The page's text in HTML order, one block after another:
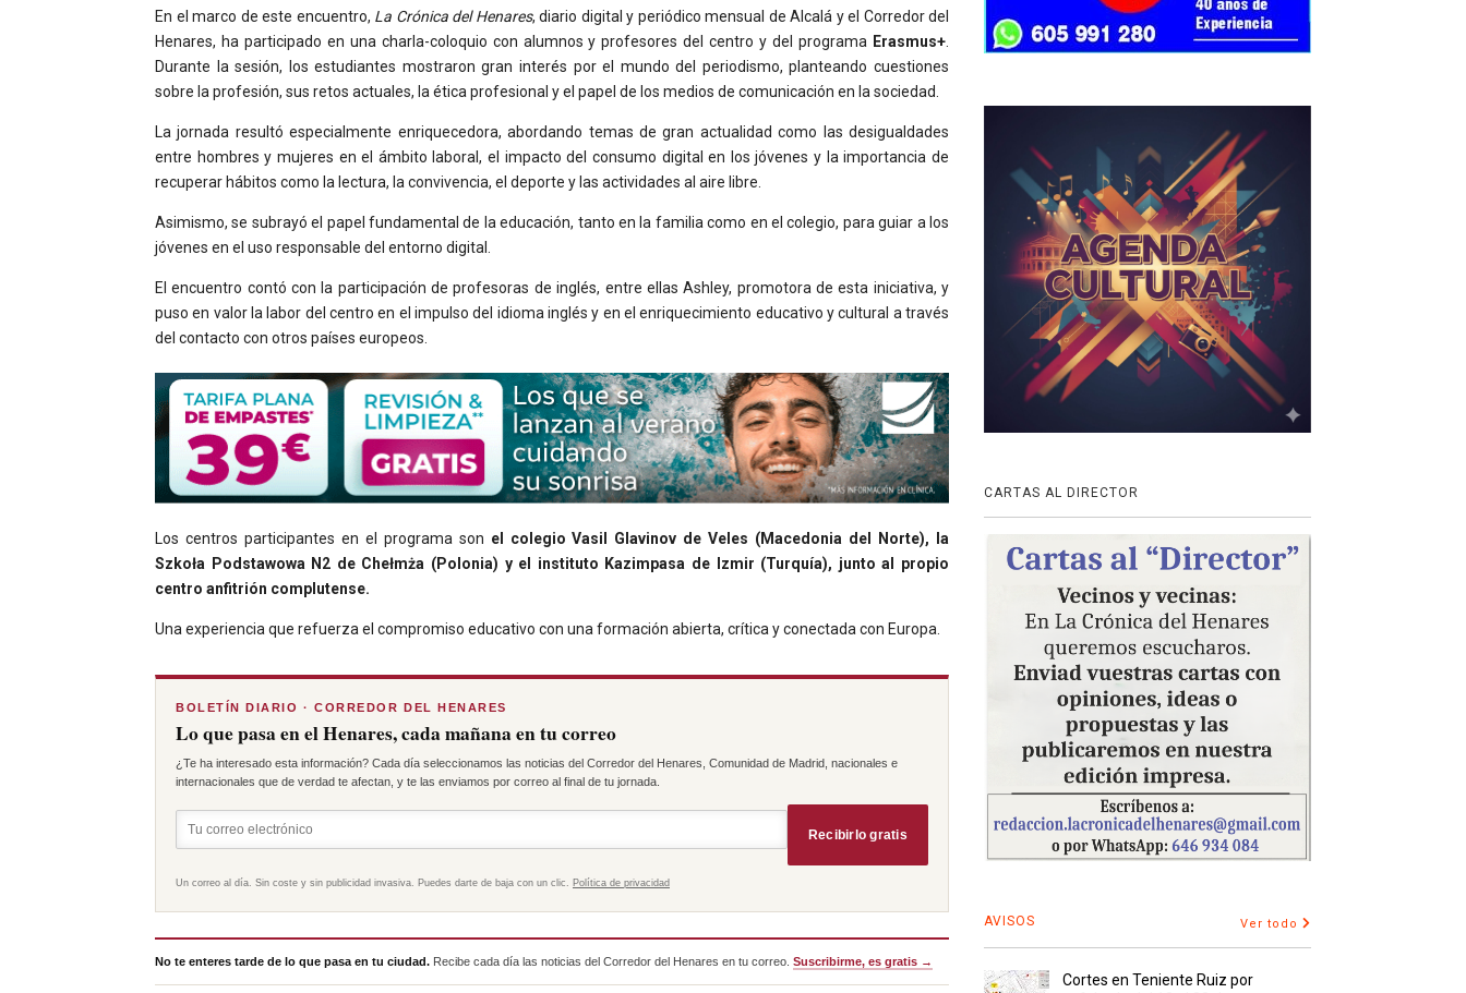
En el marco de este encuentro, La Crónica del Henares, diario digital y periódico mensual de Alcalá y el Corredor del
Henares, ha participado en una charla-coloquio con alumnos y profesores del centro y del programa Erasmus+.
Durante la sesión, los estudiantes mostraron gran interés por el mundo del periodismo, planteando cuestiones
sobre la profesión, sus retos actuales, la ética profesional y el papel de los medios de comunicación en la sociedad.
La jornada resultó especialmente enriquecedora, abordando temas de gran actualidad como las desigualdades
entre hombres y mujeres en el ámbito laboral, el impacto del consumo digital en los jóvenes y la importancia de
recuperar hábitos como la lectura, la convivencia, el deporte y las actividades al aire libre.
Asimismo, se subrayó el papel fundamental de la educación, tanto en la familia como en el colegio, para guiar a los
jóvenes en el uso responsable del entorno digital.
El encuentro contó con la participación de profesoras de inglés, entre ellas Ashley, promotora de esta iniciativa, y
puso en valor la labor del centro en el impulso del idioma inglés y en el enriquecimiento educativo y cultural a través
del contacto con otros países europeos.
Los centros participantes en el programa son el colegio Vasil Glavinov de Veles (Macedonia del Norte), la
Szkoła Podstawowa N2 de Chełmża (Polonia) y el instituto Kazimpasa de Izmir (Turquía), junto al propio
centro anfitrión complutense.
Una experiencia que refuerza el compromiso educativo con una formación abierta, crítica y conectada con Europa.
BOLETÍN DIARIO · CORREDOR DEL HENARES
Lo que pasa en el Henares, cada mañana en tu correo
¿Te ha interesado esta información? Cada día seleccionamos las noticias del Corredor del Henares, Comunidad de Madrid, nacionales e
internacionales que de verdad te afectan, y te las enviamos por correo al final de tu jornada.
Recibirlo gratis
Un correo al día. Sin coste y sin publicidad invasiva. Puedes darte de baja con un clic. Política de privacidad
No te enteres tarde de lo que pasa en tu ciudad. Recibe cada día las noticias del Corredor del Henares en tu correo. Suscribirme, es gratis →
CARTAS AL DIRECTOR
AVISOS Ver todo
Cortes en Teniente Ruiz por